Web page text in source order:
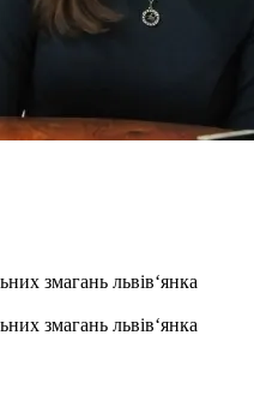
змагань львів‘янка
змагань львів‘янка